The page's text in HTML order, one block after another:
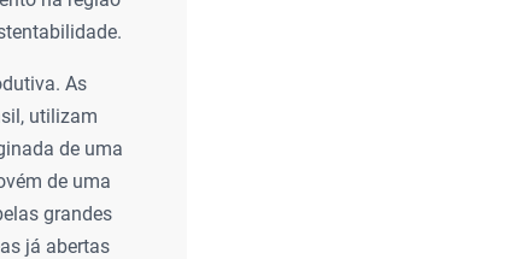
As
utilizam
de uma
de uma
grandes
já abertas